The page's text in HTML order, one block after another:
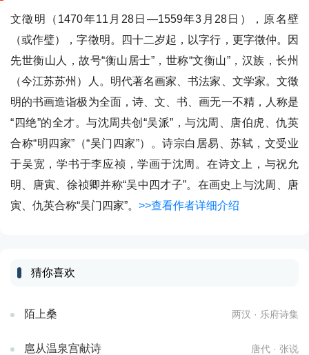
文徵明（1470年11月28日—1559年3月28日），原名壁
（或作璧），字徵明。四十二岁起，以字行，更字徵仲。因
先世衡山人，故号“衡山居士”，世称“文衡山”，汉族，长州
（今江苏苏州）人。明代著名画家、书法家、文学家。文徵
明的书画造诣极为全面，诗、文、书、画无一不精，人称是
“四绝”的全才。与沈周共创“吴派”，与沈周、唐伯虎、仇英
合称“明四家”（“吴门四家”）。诗宗白居易、苏轼，文受业
于吴宽，学书于李应祯，学画于沈周。在诗文上，与祝允
明、唐寅、徐祯卿并称“吴中四才子”。在画史上与沈周、唐
寅、仇英合称“吴门四家”。 >>查看作者详细介绍
猜你喜欢
陌上桑 两汉 · 乐府诗集
扈从温泉宫献诗 唐代 · 张说